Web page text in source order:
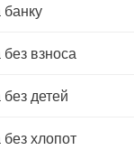
взноса
детей
хлопот